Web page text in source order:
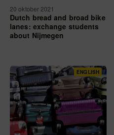
20 oktober 2021
Dutch bread and broad bike
lanes: exchange students
about Nijmegen
ENGLISH